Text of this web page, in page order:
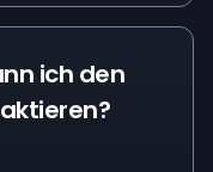
ich den